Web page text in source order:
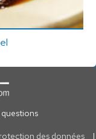
des données |